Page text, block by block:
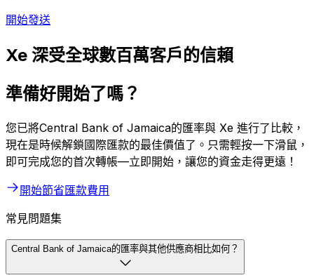
開始發送
Xe 深受全球數百萬客戶的信賴
準備好開始了嗎？
您已將Central Bank of Jamaica的匯率與 Xe 進行了比較，
現在是時候解鎖國際匯款的最佳價值了。只需輕按一下滑鼠，
即可完成您的首次轉帳—立即開始，讓您的資金走得更遠！
開始節省匯款費用
常見問題集
Central Bank of Jamaica的匯率與其他供應商相比如何？